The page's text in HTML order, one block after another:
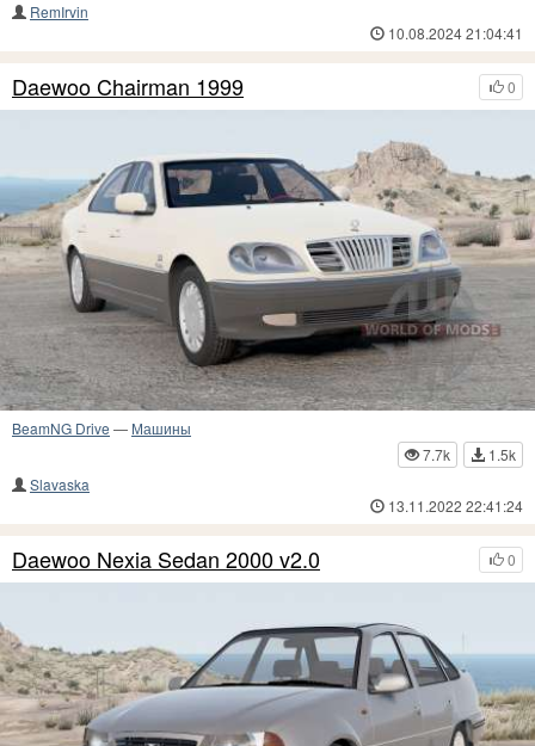
RemIrvin
10.08.2024 21:04:41
0
Daewoo Chairman 1999
BeamNG Drive — Машины
7.7k
1.5k
Slavaska
13.11.2022 22:41:24
0
Daewoo Nexia Sedan 2000 v2.0